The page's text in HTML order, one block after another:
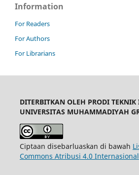
Information
For Readers
For Authors
For Librarians
DITERBITKAN OLEH PRODI TEKNIK
UNIVERSITAS MUHAMMADIYAH
Ciptaan disebarluaskan di bawah
Commons Atribusi 4.0 Internasional